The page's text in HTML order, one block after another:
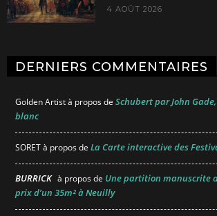
4 AOÛT 2026
DERNIERS COMMENTAIRES
Golden Artistà propos de Schubert par John
blanc
SORETà propos de La Carte interactive des
BURRICK à propos de Une partition manuscrite
prix d’un 35m² à Neuilly